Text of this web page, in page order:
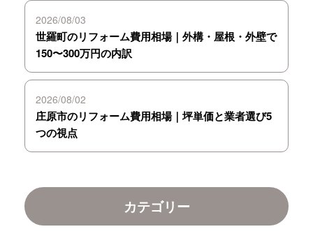
2026/08/03
世羅町のリフォーム費用相場｜外構・屋根・外壁で
150〜300万円の内訳
2026/08/02
庄原市のリフォーム費用相場｜坪単価と業者選び5
つの視点
カテゴリー